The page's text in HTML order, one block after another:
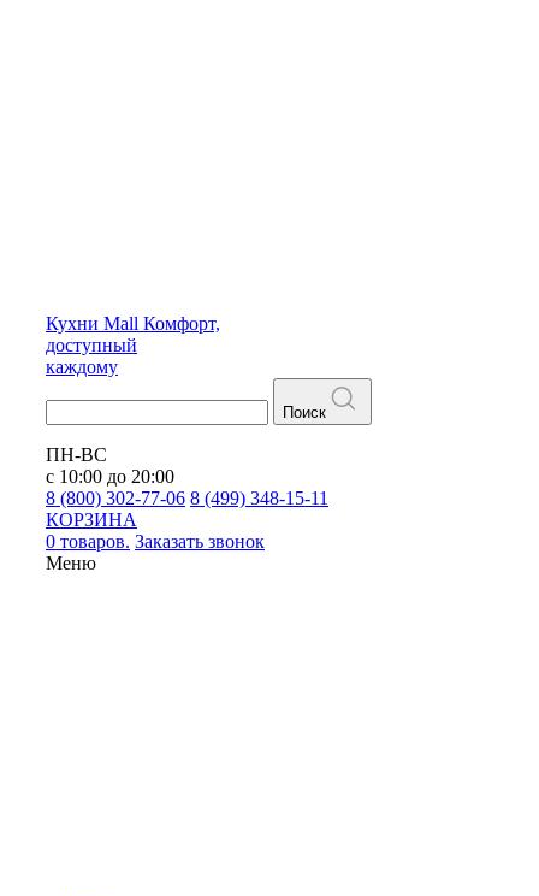
Кухни Mall Комфорт,
доступный
каждому
Поиск
ПН-ВС
с 10:00 до 20:00
8 (800) 302-77-06 8 (499) 348-15-11
КОРЗИНА
0 товаров. Заказать звонок
Меню